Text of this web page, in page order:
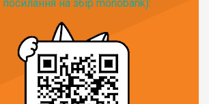
посилання на збір monobank):